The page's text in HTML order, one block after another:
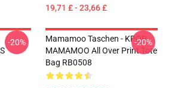
19,71 £ - 23,66 £
-20%
Mamamoo Taschen - KPOP
MAMAMOO All Over Print Tote
Bag RB0508
-20%